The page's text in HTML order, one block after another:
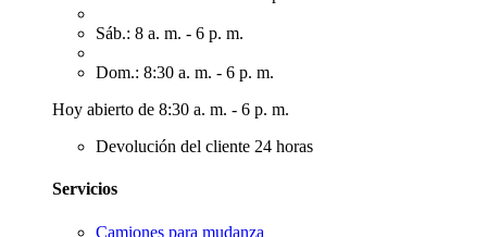
Sáb.: 8 a. m. - 6 p. m.
Dom.: 8:30 a. m. - 6 p. m.
Hoy abierto de 8:30 a. m. - 6 p. m.
Devolución del cliente 24 horas
Servicios
Camiones para mudanza